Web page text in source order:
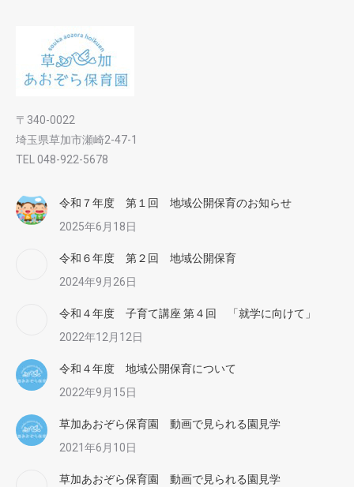
〒340-0022
埼玉県草加市瀬崎2-47-1
TEL 048-922-5678
令和７年度 第１回 地域公開保育のお知らせ
2025年6月18日
令和６年度 第２回 地域公開保育
2024年9月26日
令和４年度 子育て講座 第４回 「就学に向けて」
2022年12月12日
令和４年度 地域公開保育について
2022年9月15日
草加あおぞら保育園 動画で見られる園見学
2021年6月10日
草加あおぞら保育園 動画で見られる園見学